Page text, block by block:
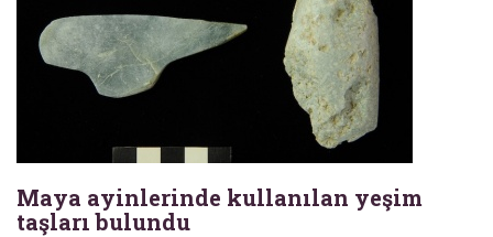
Maya ayinlerinde kullanılan yeşim
taşları bulundu